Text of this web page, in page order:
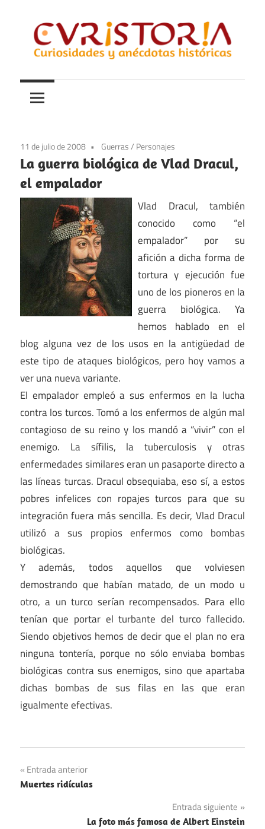
contenido
Curistoria
y
anécdotas
historia
11 de julio de 2008 Guerras/ Personajes
La guerra biológica de Vlad Dracul,
el empalador
Vlad Dracul, también
conocido como “el
empalador” por su
afición a dicha forma de
tortura y ejecución fue
uno de los pioneros en la
guerra biológica. Ya
hemos hablado en el
blog alguna vez de los usos en la antigüedad de
este tipo de ataques biológicos, pero hoy vamos a
ver una nueva variante.
El empalador empleó a sus enfermos en la lucha
contra los turcos. Tomó a los enfermos de algún mal
contagioso de su reino y los mandó a “vivir” con el
enemigo. La sífilis, la tuberculosis y otras
enfermedades similares eran un pasaporte directo a
las líneas turcas. Dracul obsequiaba, eso sí, a estos
pobres infelices con ropajes turcos para que su
integración fuera más sencilla. Es decir, Vlad Dracul
utilizó a sus propios enfermos como bombas
biológicas.
Y además, todos aquellos que volviesen
demostrando que habían matado, de un modo u
otro, a un turco serían recompensados. Para ello
tenían que portar el turbante del turco fallecido.
Siendo objetivos hemos de decir que el plan no era
ninguna tontería, porque no sólo enviaba bombas
biológicas contra sus enemigos, sino que apartaba
dichas bombas de sus filas en las que eran
igualmente efectivas.
Navegación
de
Entrada anterior
Muertes ridículas
Entrada siguiente
La foto más famosa de Albert Einstein